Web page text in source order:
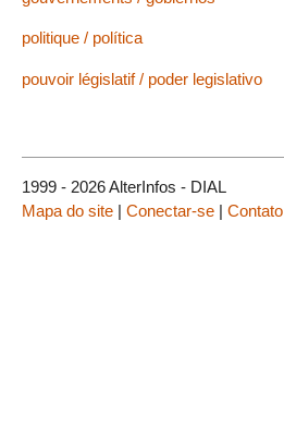
politique / política
pouvoir législatif / poder legislativo
1999 - 2026 AlterInfos - DIAL
Mapa do site | Conectar-se | Contato